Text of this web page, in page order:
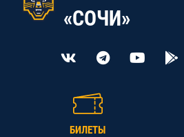
«СОЧИ»
БИЛЕТЫ